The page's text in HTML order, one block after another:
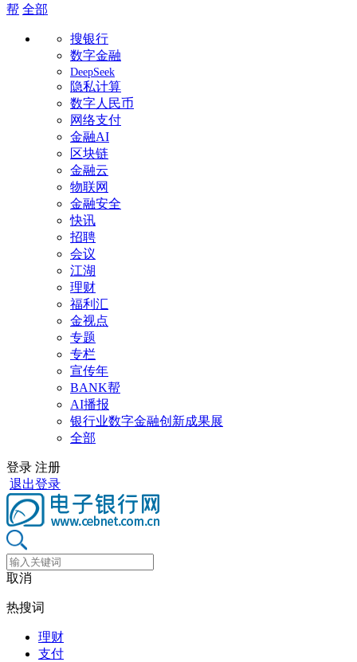
帮 全部
搜银行
数字金融
DeepSeek
隐私计算
数字人民币
网络支付
金融AI
区块链
金融云
物联网
金融安全
快讯
招聘
会议
江湖
理财
福利汇
金视点
专题
专栏
宣传年
BANK帮
AI播报
银行业数字金融创新成果展
全部
登录 注册
退出登录
取消
热搜词
理财
支付